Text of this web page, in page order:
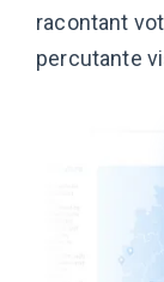
racontant
percutante